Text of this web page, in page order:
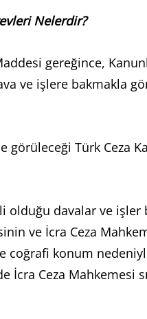
Nelerdir?
gereğince,
ve işlere bakmakla
görüleceği Türk Ceza
davalar ve işler
ve İcra Ceza
coğrafi konum
İcra Ceza